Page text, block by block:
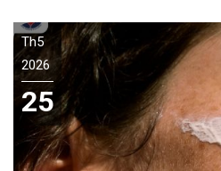
Th5
2026
25